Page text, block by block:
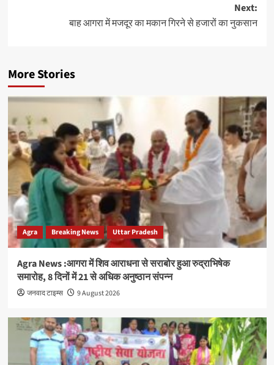
Next:
बाह आगरा में मजदूर का मकान गिरने से हजारों का नुकसान
More Stories
Agra Breaking News Uttar Pradesh
Agra News :आगरा में शिव आराधना से सराबोर हुआ रुद्राभिषेक
समारोह, 8 दिनों में 21 से अधिक अनुष्ठान संपन्न
जनवाद टाइम्स 9 August 2026